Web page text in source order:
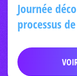
Journée
processus